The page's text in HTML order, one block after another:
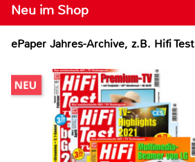
Neu im Shop
ePaper Jahres-Archive, z.B. Hifi Test